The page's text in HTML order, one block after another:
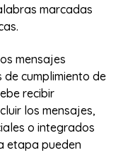
marcadas
mensajes
de cumplimiento de
recibir
los mensajes,
o integrados
etapa pueden